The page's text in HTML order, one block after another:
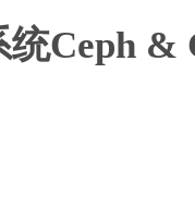
Ceph &